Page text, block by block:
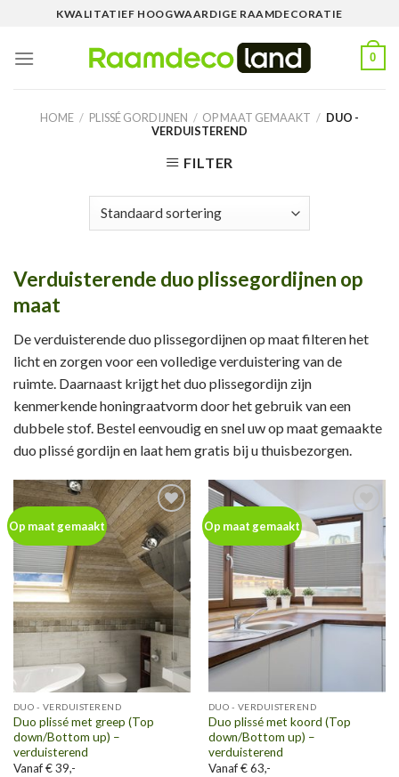
content
KWALITATIEF HOOGWAARDIGE RAAMDECORATIE
0
HOME / PLISSÉ GORDIJNEN / OP MAAT GEMAAKT / DUO -
VERDUISTEREND
FILTER
Verduisterende duo plissegordijnen op
maat
De verduisterende duo plissegordijnen op maat filteren het
licht en zorgen voor een volledige verduistering van de
ruimte. Daarnaast krijgt het duo plissegordijn zijn
kenmerkende honingraatvorm door het gebruik van een
dubbele stof. Bestel eenvoudig en snel uw op maat gemaakte
duo plissé gordijn en laat hem gratis bij u thuisbezorgen.
Op maat gemaakt
Toevoegen
aan
wenslijst
DUO - VERDUISTEREND
Duo plissé met greep (Top
down/Bottom up) –
verduisterend
Vanaf € 39,-
Op maat gemaakt
Toevoegen
aan
wenslijst
DUO - VERDUISTEREND
Duo plissé met koord (Top
down/Bottom up) –
verduisterend
Vanaf € 63,-